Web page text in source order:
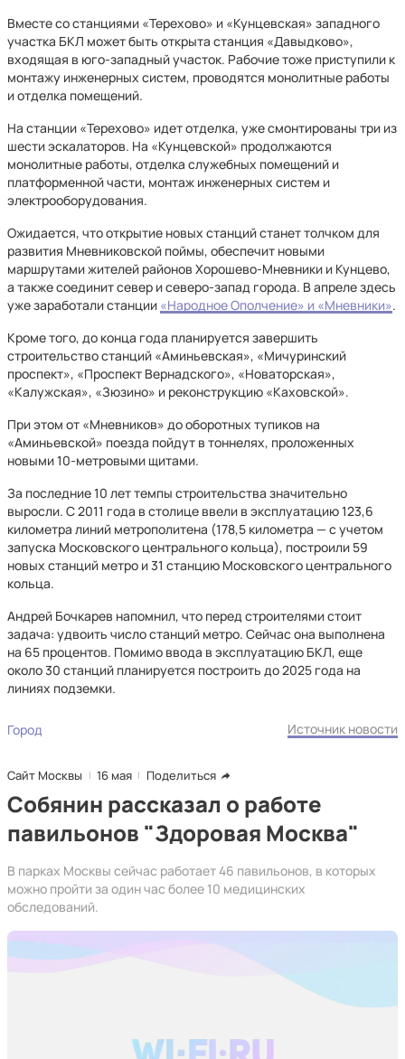
Вместе со станциями «Терехово» и «Кунцевская» западного
участка БКЛ может быть открыта станция «Давыдково»,
входящая в юго-западный участок. Рабочие тоже приступили к
монтажу инженерных систем, проводятся монолитные работы
и отделка помещений.
На станции «Терехово» идет отделка, уже смонтированы три из
шести эскалаторов. На «Кунцевской» продолжаются
монолитные работы, отделка служебных помещений и
платформенной части, монтаж инженерных систем и
электрооборудования.
Ожидается, что открытие новых станций станет толчком для
развития Мневниковской поймы, обеспечит новыми
маршрутами жителей районов Хорошево-Мневники и Кунцево,
а также соединит север и северо-запад города. В апреле здесь
уже заработали станции «Народное Ополчение» и «Мневники».
Кроме того, до конца года планируется завершить
строительство станций «Аминьевская», «Мичуринский
проспект», «Проспект Вернадского», «Новаторская»,
«Калужская», «Зюзино» и реконструкцию «Каховской».
При этом от «Мневников» до оборотных тупиков на
«Аминьевской» поезда пойдут в тоннелях, проложенных
новыми 10-метровыми щитами.
За последние 10 лет темпы строительства значительно
выросли. С 2011 года в столице ввели в эксплуатацию 123,6
километра линий метрополитена (178,5 километра — с учетом
запуска Московского центрального кольца), построили 59
новых станций метро и 31 станцию Московского центрального
кольца.
Андрей Бочкарев напомнил, что перед строителями стоит
задача: удвоить число станций метро. Сейчас она выполнена
на 65 процентов. Помимо ввода в эксплуатацию БКЛ, еще
около 30 станций планируется построить до 2025 года на
линиях подземки.
Город Источник новости
Сайт Москвы 16 мая Поделиться
Собянин рассказал о работе
павильонов "Здоровая Москва"
В парках Москвы сейчас работает 46 павильонов, в которых
можно пройти за один час более 10 медицинских
обследований.